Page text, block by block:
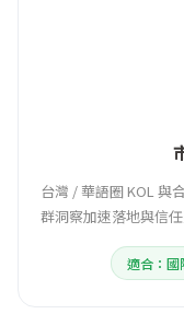
台灣 / 華語圈 KOL 與
群洞察加速落地與信任
適合：國